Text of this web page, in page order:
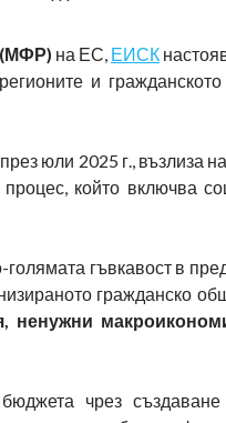
(МФР) на ЕС, ЕИСК
и
юли 2025 г., възлиза
който включва
гъвкавост в
гражданско
ненужни
чрез